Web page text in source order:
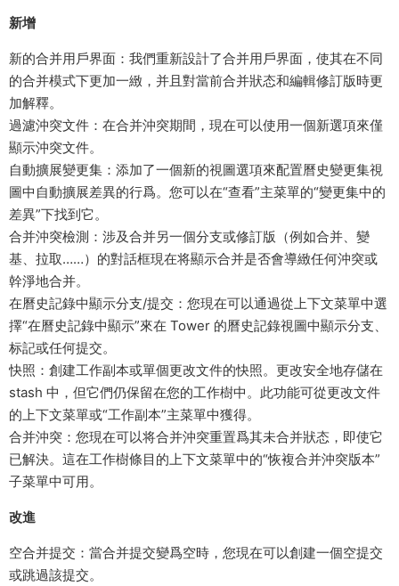
新增
新的合并用戶界面：我們重新設計了合并用戶界面，使其在不同
的合并模式下更加一緻，并且對當前合并狀态和編輯修訂版時更
加解釋。
過濾沖突文件：在合并沖突期間，現在可以使用一個新選項來僅
顯示沖突文件。
自動擴展變更集：添加了一個新的視圖選項來配置曆史變更集視
圖中自動擴展差異的行爲。您可以在“查看”主菜單的“變更集中的
差異”下找到它。
合并沖突檢測：涉及合并另一個分支或修訂版（例如合并、變
基、拉取……）的對話框現在将顯示合并是否會導緻任何沖突或
幹淨地合并。
在曆史記錄中顯示分支/提交：您現在可以通過從上下文菜單中選
擇“在曆史記錄中顯示”來在 Tower 的曆史記錄視圖中顯示分支、
标記或任何提交。
快照：創建工作副本或單個更改文件的快照。更改安全地存儲在
stash 中，但它們仍保留在您的工作樹中。此功能可從更改文件
的上下文菜單或“工作副本”主菜單中獲得。
合并沖突：您現在可以将合并沖突重置爲其未合并狀态，即使它
已解決。這在工作樹條目的上下文菜單中的“恢複合并沖突版本”
子菜單中可用。
改進
空合并提交：當合并提交變爲空時，您現在可以創建一個空提交
或跳過該提交。